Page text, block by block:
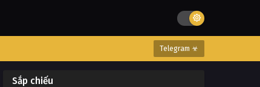
Telegram ☣
Sắp chiếu